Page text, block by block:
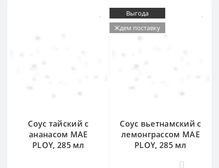
Соус тайский с
ананасом MAE
PLOY, 285 мл
Выгода
Ждем поставку
Соус вьетнамский с
лемонграссом MAE
PLOY, 285 мл